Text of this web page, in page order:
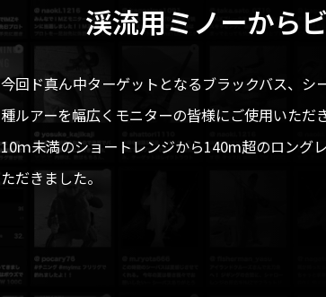
渓流用ミノーから
今回ド真ん中ターゲットとなるブラックバス、
種ルアーを幅広くモニターの皆様にご使用いただ
10ｍ未満のショートレンジから140m超のロング
ただきました。